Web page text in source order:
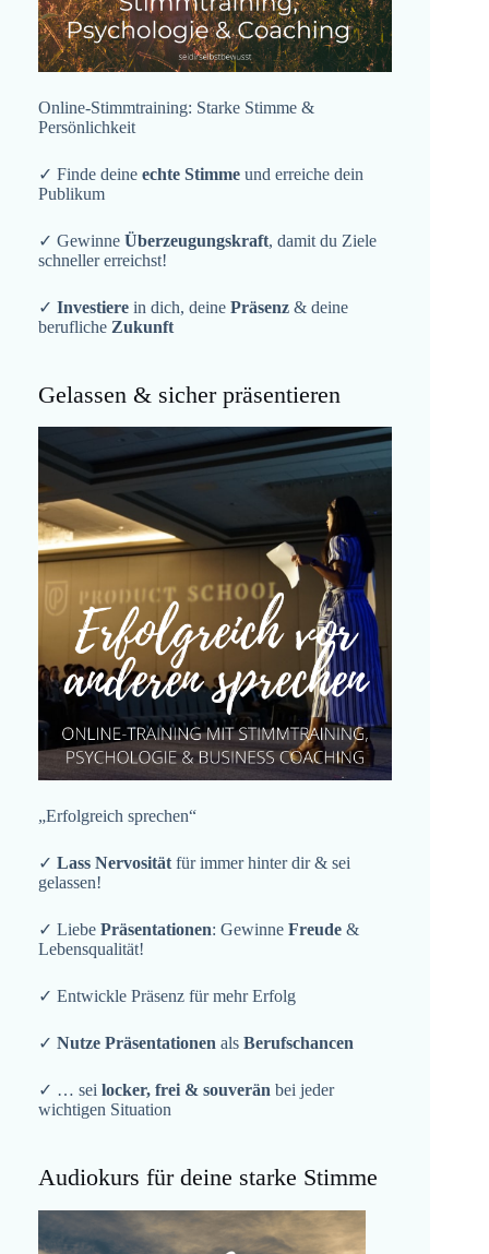
Online-Stimmtraining: Starke Stimme &
Persönlichkeit
✓ Finde deine echte Stimme und erreiche dein
Publikum
✓ Gewinne Überzeugungskraft, damit du Ziele
schneller erreichst!
✓ Investiere in dich, deine Präsenz & deine
berufliche Zukunft
Gelassen & sicher präsentieren
„Erfolgreich sprechen“
✓ Lass Nervositätfür immer hinter dir & sei
gelassen!
✓ Liebe Präsentationen: Gewinne Freude &
Lebensqualität!
✓ Entwickle Präsenz für mehr Erfolg
✓ Nutze Präsentationen als Berufschancen
✓ … sei locker, frei & souverän bei jeder
wichtigen Situation
Audiokurs für deine starke Stimme